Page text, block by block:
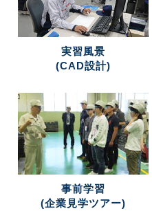
実習風景
(CAD設計)
事前学習
(企業見学ツアー)